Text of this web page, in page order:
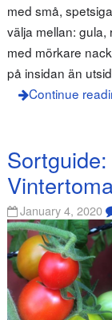
med små,
välja mellan:
med mörkare
på insidan än
Continue
January 4, 2020